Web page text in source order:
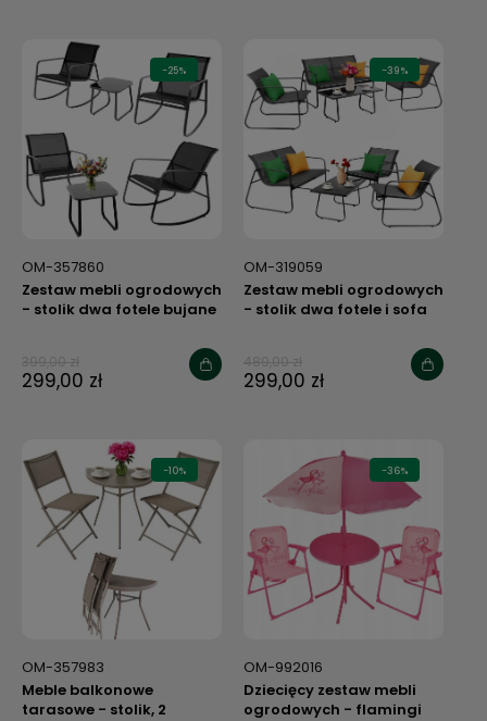
OM-357860
Zestaw mebli ogrodowych
- stolik dwa fotele bujane
299,00 zł
-25%
OM-319059
Zestaw mebli ogrodowych
- stolik dwa fotele i sofa
299,00 zł
-39%
OM-357983
Meble balkonowe
tarasowe - stolik, 2
-10%
OM-992016
Dziecięcy zestaw mebli
ogrodowych - flamingi
-36%